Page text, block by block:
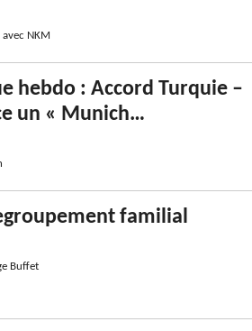
NKM
hebdo : Accord Turquie –
un « Munich…
familial
Buffet